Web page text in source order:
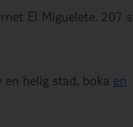
El Miguelete. 207
helig stad, boka en